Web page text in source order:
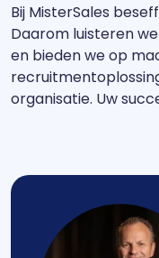
Bij MisterSales
Daarom luisteren
en bieden we op
organisatie. Uw